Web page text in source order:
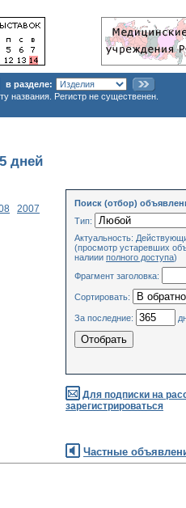
в разделе:
названия. Регистр не существенен.
дней
2007
Поиск (отбор)
Тип:
Актуальность:
(просмотр устаревших
налиии полного доступа)
Фрагмент заголовка:
Сортировать:
За последние:
Для подписки на
зарегистрироваться
Частные